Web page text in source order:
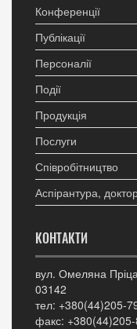
Конференції
Публікації
Персоналії
Події
Продукція
Послуги
Співробітництво
Аспірантура,
КОНТАКТИ
вул. Омеляна
03142
тел: +380(44)205-
факс: